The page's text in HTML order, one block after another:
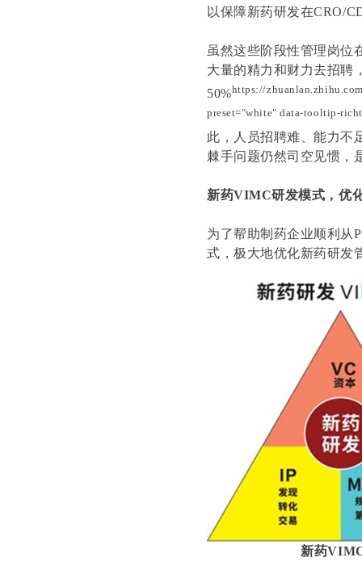
以保障新药研发在CRO/
虽然这些阶段性管理岗位
大量的精力和财力去招聘
50%https://
preset="white" data-tooltip-
此，人员招聘难、能力不
棘手问题仍然司空见惯，
新药VIMC研发模式，优
为了帮助制药企业顺利从
式，极大地优化新药研发
新药